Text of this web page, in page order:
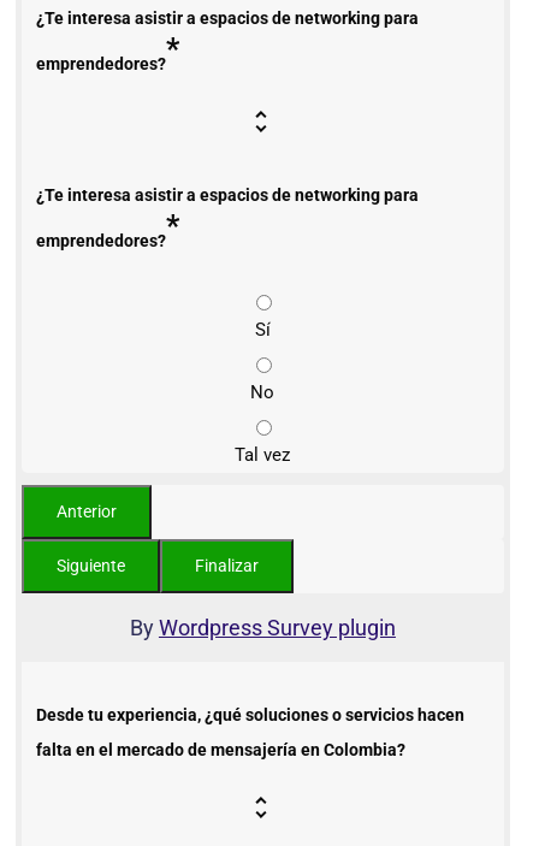
¿Te interesa asistir a espacios de networking para
emprendedores?*
¿Te interesa asistir a espacios de networking para
emprendedores?*
Sí
No
Tal vez
ByWordpress Survey plugin
Desde tu experiencia, ¿qué soluciones o servicios hacen
falta en el mercado de mensajería en Colombia?